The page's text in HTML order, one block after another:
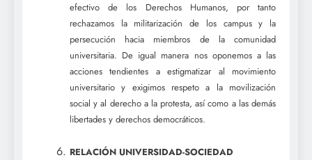
efectivo de los Derechos Humanos, por tanto
rechazamos la militarización de los campus y la
persecución hacia miembros de la comunidad
universitaria. De igual manera nos oponemos a las
acciones tendientes a estigmatizar al movimiento
universitario y exigimos respeto a la movilización
social y al derecho a la protesta, así como a las demás
libertades y derechos democráticos.
RELACIÓN UNIVERSIDAD-SOCIEDAD